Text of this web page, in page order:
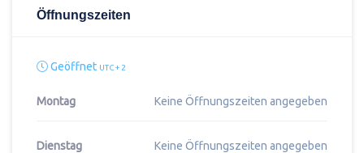
Öffnungszeiten
Geöffnet UTC + 2
Montag Keine Öffnungszeiten angegeben
Dienstag Keine Öffnungszeiten angegeben